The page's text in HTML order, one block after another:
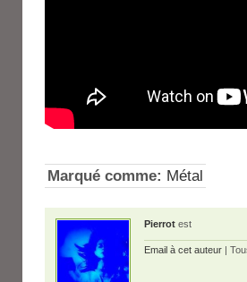
Marqué comme: Métal
Pierrot est
Email à cet auteur |